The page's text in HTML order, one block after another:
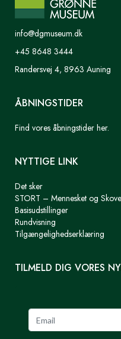
info@dgmuseum.dk
+45 8648 3444
Randersvej 4, 8963 Auning
ÅBNINGSTIDER
Find vores åbningstider her.
NYTTIGE LINK
Det sker
STORT – Mennesket og
Basisudstillinger
Rundvisning
Tilgængelighedserklæring
TILMELD DIG VORES